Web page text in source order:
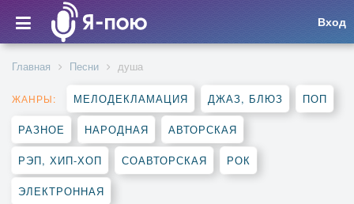
Вход
Главная Песни душа
ЖАНРЫ: МЕЛОДЕКЛАМАЦИЯ ДЖАЗ, БЛЮЗ ПОП
РАЗНОЕ НАРОДНАЯ АВТОРСКАЯ
РЭП, ХИП-ХОП СОАВТОРСКАЯ РОК
ЭЛЕКТРОННАЯ